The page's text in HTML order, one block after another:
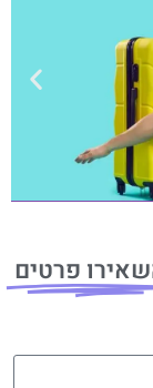
פרטים